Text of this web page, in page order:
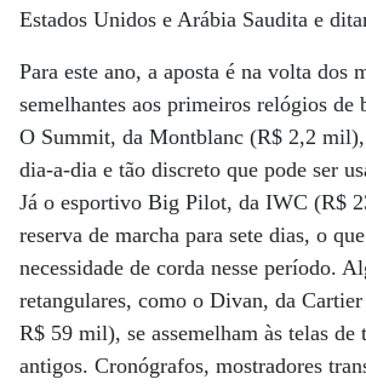
Estados Unidos e Arábia Saudita e
Para este ano, a aposta é na volta dos
semelhantes aos primeiros relógios de
O Summit, da Montblanc (R$ 2,2
dia-a-dia e tão discreto que pode ser
Já o esportivo Big Pilot, da IWC (R$
reserva de marcha para sete dias, o
necessidade de corda nesse período.
retangulares, como o Divan, da
R$ 59 mil), se assemelham às telas de
antigos. Cronógrafos, mostradores